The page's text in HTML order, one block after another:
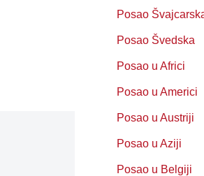
Posao
Posao Švedska
Posao u Africi
Posao u Americi
Posao u Austriji
Posao u Aziji
Posao u Belgiji